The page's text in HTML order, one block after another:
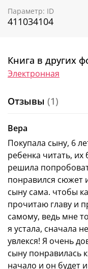
все повторяет за
изобретая всякие
Параметр: ID
411034104
Книга в других
Электронная
Отзывы (1)
Вера
Покупала сыну, 6
ребенка читать,
решила
понравился сюжет
сыну сама. чтобы
прочитаю главу и
самому, ведь мне
я устала, сначала
увлекся! Я очень
сыну понравилась
начало и он будет